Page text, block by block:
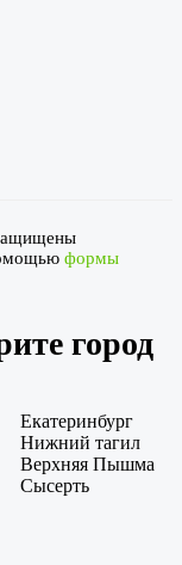
формы
город
Екатеринбург
Нижний тагил
Верхняя Пышма
Сысерть